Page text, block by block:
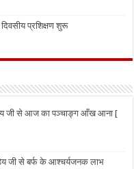
प्रशिक्षण शुरू
जी से आज का पञ्चाङ्ग आँख आना [
जी से बर्फ के आश्चर्यजनक लाभ